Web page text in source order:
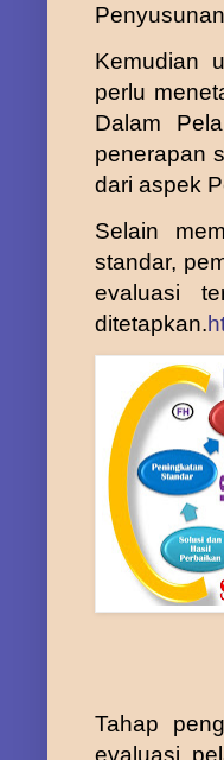
Kemudian
perlu
Dalam
penerapan
dari aspek
Selain
standar,
evaluasi
ditetapkan.
Tahap
evaluasi